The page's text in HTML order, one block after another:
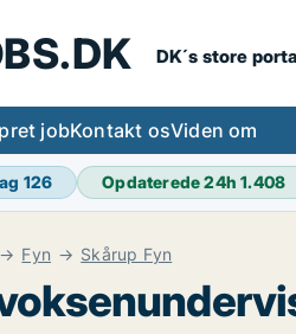
DK´s store
jobKontakt osViden om
126 Opdaterede 24h1.408
Fyn Skårup Fyn